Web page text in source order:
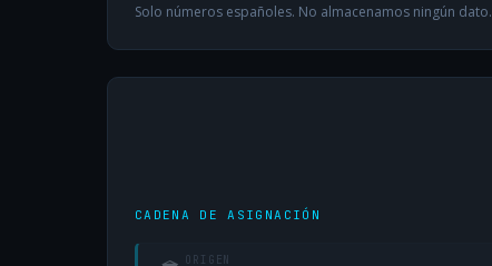
Solo números españoles. No almacenamos ningún dato.
CADENA DE ASIGNACIÓN
ORIGEN